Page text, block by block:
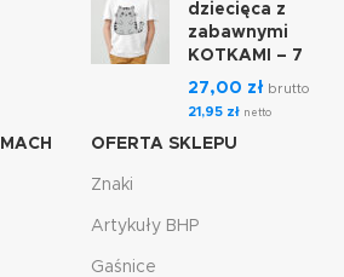
dziecięca z
zabawnymi
KOTKAMI – 7
27,00 zł brutto
21,95 zł netto
OFERTA SKLEPU
Znaki
Artykuły BHP
Gaśnice